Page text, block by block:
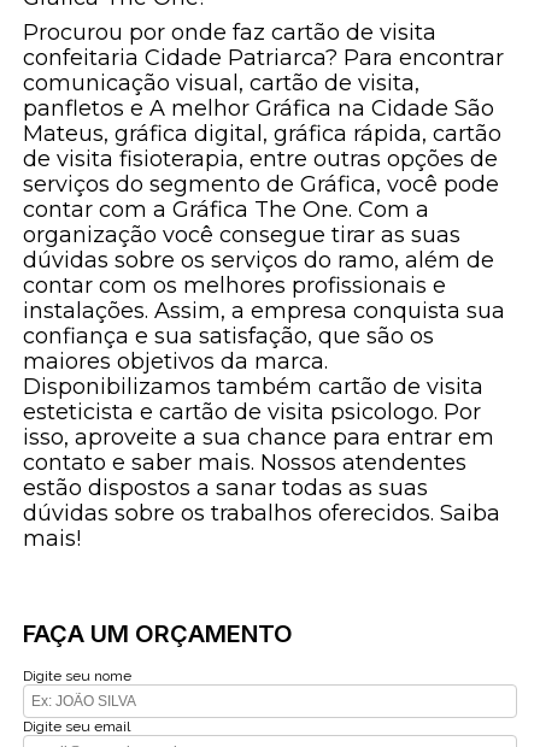
Procurou por onde faz cartão de visita
confeitaria Cidade Patriarca? Para encontrar
comunicação visual, cartão de visita,
panfletos e A melhor Gráfica na Cidade São
Mateus, gráfica digital, gráfica rápida, cartão
de visita fisioterapia, entre outras opções de
serviços do segmento de Gráfica, você pode
contar com a Gráfica The One. Com a
organização você consegue tirar as suas
dúvidas sobre os serviços do ramo, além de
contar com os melhores profissionais e
instalações. Assim, a empresa conquista sua
confiança e sua satisfação, que são os
maiores objetivos da marca.
Disponibilizamos também cartão de visita
esteticista e cartão de visita psicologo. Por
isso, aproveite a sua chance para entrar em
contato e saber mais. Nossos atendentes
estão dispostos a sanar todas as suas
dúvidas sobre os trabalhos oferecidos. Saiba
mais!
FAÇA UM ORÇAMENTO
Digite seu nome
Digite seu email